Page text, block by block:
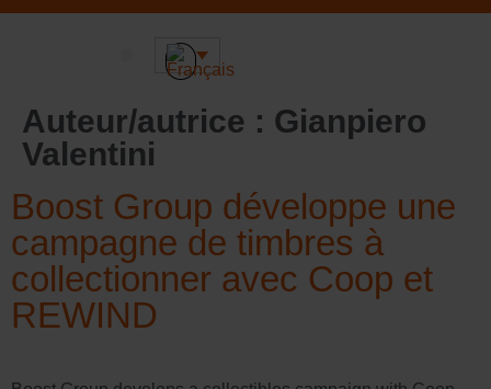
Auteur/autrice : Gianpiero
Valentini
Boost Group développe une
campagne de timbres à
collectionner avec Coop et
REWIND